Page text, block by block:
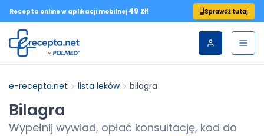
Recepta online w aplikacji mobilnej 49 zł! Sprawdź tutaj
e-recepta.net lista leków bilagra
Bilagra
Wypełnij wywiad, opłać konsultację, kod do